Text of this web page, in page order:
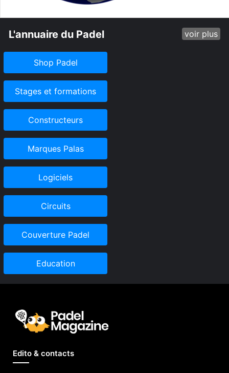
L'annuaire du Padel voir plus
Shop Padel
Stages et formations
Constructeurs
Marques Palas
Logiciels
Circuits
Couverture Padel
Education
Edito & contacts